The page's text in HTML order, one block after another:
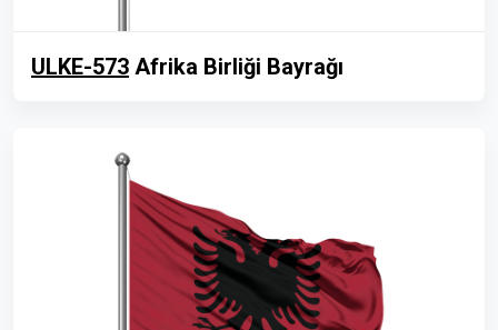
ULKE-573 Afrika Birliği Bayrağı